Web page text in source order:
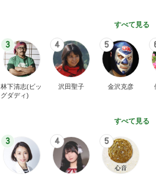
すべて見る
3
林下清志(ビッ
グダディ)
4
沢田聖子
5
金沢克彦
すべて見る
3 4 5